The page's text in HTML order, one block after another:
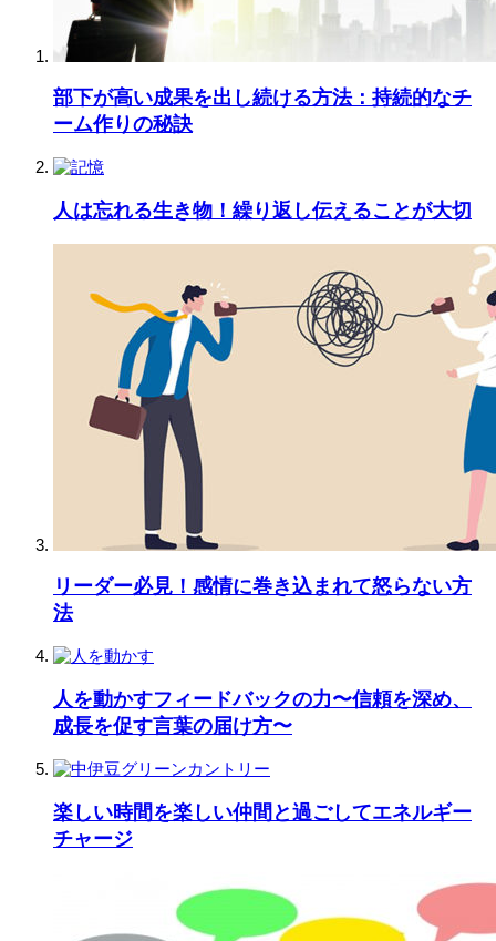
部下が高い成果を出し続ける方法：持続的なチ
ーム作りの秘訣
人は忘れる生き物！繰り返し伝えることが大切
リーダー必見！感情に巻き込まれて怒らない方
法
人を動かすフィードバックの力〜信頼を深め、
成長を促す言葉の届け方〜
楽しい時間を楽しい仲間と過ごしてエネルギー
チャージ